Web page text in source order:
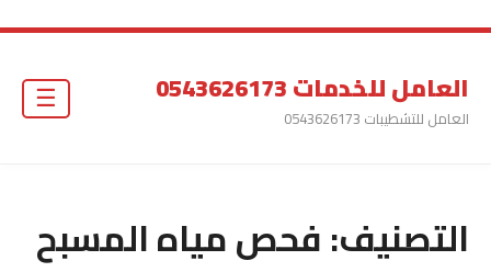
العامل للخدمات 0543626173
العامل للتشطيبات 0543626173
التصنيف:فحص مياه المسبح